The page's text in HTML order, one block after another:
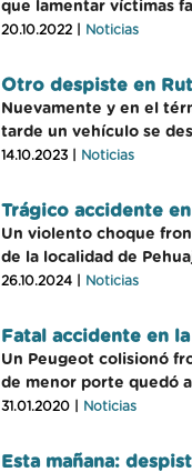
que lamentar víctimas
20.10.2022 | Noticias
Otro despiste en
Nuevamente y en el
tarde un vehículo se
14.10.2023 | Noticias
Trágico accidente
Un violento choque
de la localidad de
26.10.2024 | Noticias
Fatal accidente en
Un Peugeot colisionó
de menor porte quedó
31.01.2020 | Noticias
Esta mañana: